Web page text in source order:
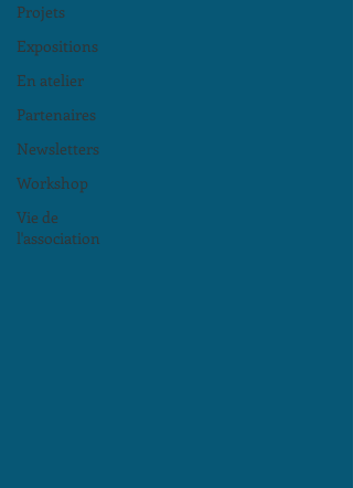
Projets
Expositions
En atelier
Partenaires
Newsletters
Workshop
Vie de
l'association